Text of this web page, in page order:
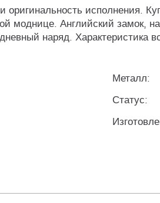
исполнения.
Английский замок,
наряд.
Металл:
Статус: